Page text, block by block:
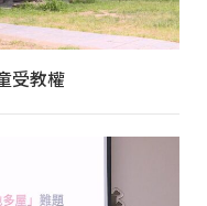
受教權